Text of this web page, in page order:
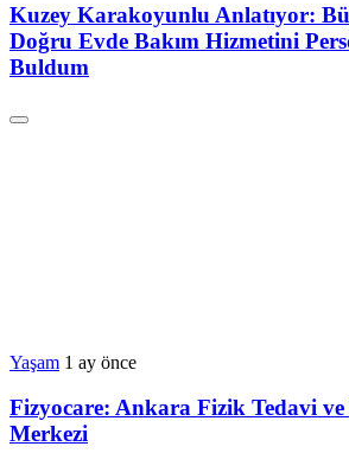
Kuzey Karakoyunlu Anlatıyor:
Doğru Evde Bakım Hizmetini
Buldum
Yaşam 1 ay önce
Fizyocare: Ankara Fizik Tedavi
Merkezi